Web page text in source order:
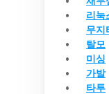
리눅
무지
탈모
미싱
가발
타투